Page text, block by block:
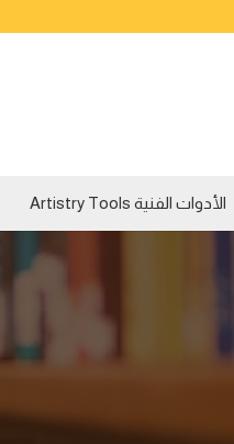
الأدوات الفنية Artistry Tools